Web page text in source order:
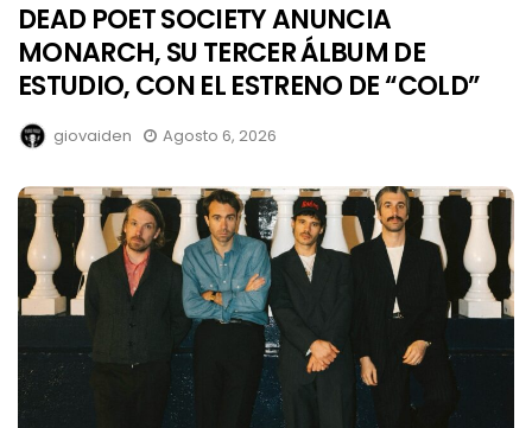
DEAD POET SOCIETY ANUNCIA
MONARCH, SU TERCER ÁLBUM DE
ESTUDIO, CON EL ESTRENO DE “COLD”
giovaiden Agosto 6, 2026